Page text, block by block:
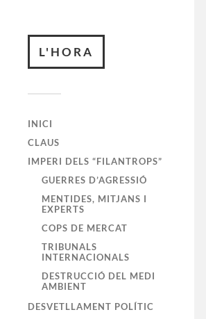
L'HORA
INICI
CLAUS
IMPERI DELS “FILANTROPS”
GUERRES D’AGRESSIÓ
MENTIDES, MITJANS I
EXPERTS
COPS DE MERCAT
TRIBUNALS
INTERNACIONALS
DESTRUCCIÓ DEL MEDI
AMBIENT
DESVETLLAMENT POLÍTIC